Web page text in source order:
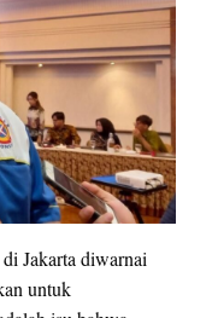
Jakarta diwarnai
untuk